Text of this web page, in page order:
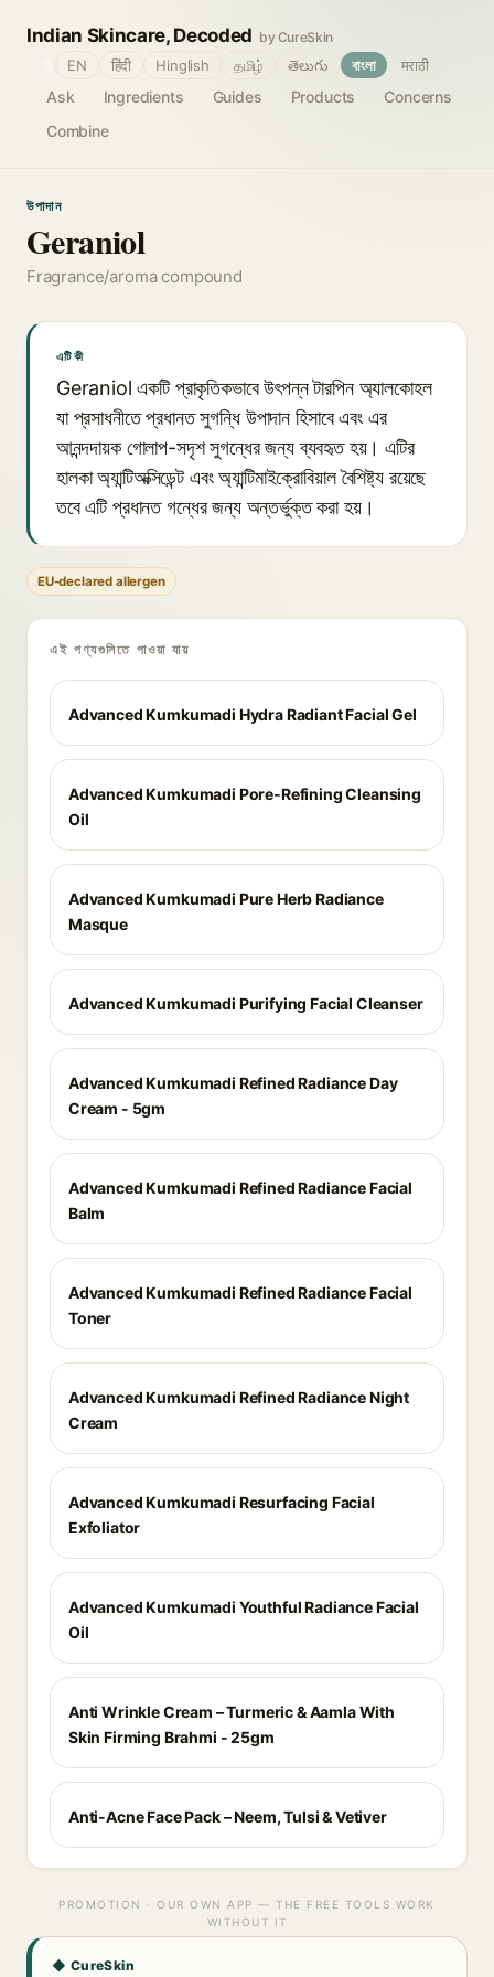
Indian Skincare, Decoded by CureSkin
Ask Ingredients Guides Products
Concerns
Combine
EN हिंदी Hinglish தமிழ் తెలుగు বাংলা मराठी
উপাদান
Geraniol
Fragrance/aroma compound
এটি কী
Geraniol একটি প্রাকৃতিকভাবে উৎপন্ন টারপিন অ্যালকোহল
যা প্রসাধনীতে প্রধানত সুগন্ধি উপাদান হিসাবে এবং এর
আনন্দদায়ক গোলাপ-সদৃশ সুগন্ধের জন্য ব্যবহৃত হয়। এটির
হালকা অ্যান্টিঅক্সিডেন্ট এবং অ্যান্টিমাইক্রোবিয়াল বৈশিষ্ট্য রয়েছে
তবে এটি প্রধানত গন্ধের জন্য অন্তর্ভুক্ত করা হয়।
EU-declared allergen
এই পণ্যগুলিতে পাওয়া যায়
Advanced Kumkumadi Hydra Radiant Facial Gel
Advanced Kumkumadi Pore-Refining Cleansing
Oil
Advanced Kumkumadi Pure Herb Radiance
Masque
Advanced Kumkumadi Purifying Facial Cleanser
Advanced Kumkumadi Refined Radiance Day
Cream - 5gm
Advanced Kumkumadi Refined Radiance Facial
Balm
Advanced Kumkumadi Refined Radiance Facial
Toner
Advanced Kumkumadi Refined Radiance Night
Cream
Advanced Kumkumadi Resurfacing Facial
Exfoliator
Advanced Kumkumadi Youthful Radiance Facial
Oil
Anti Wrinkle Cream – Turmeric & Aamla With
Skin Firming Brahmi - 25gm
Anti-Acne Face Pack – Neem, Tulsi & Vetiver
PROMOTION · OUR OWN APP — THE FREE TOOLS WORK
WITHOUT IT
◆ CureSkin